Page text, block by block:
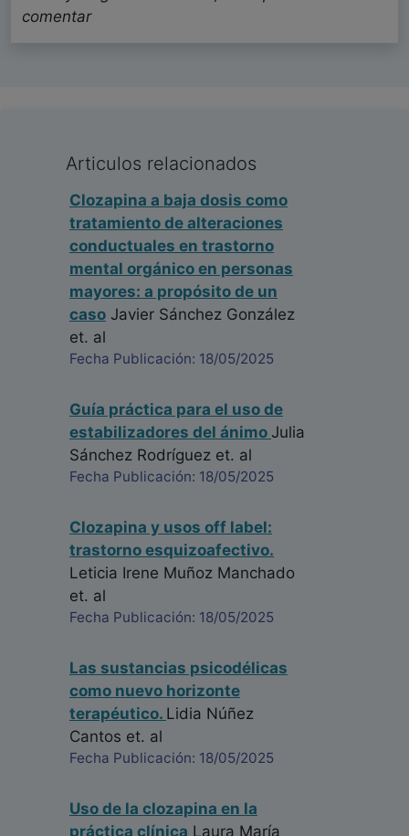
comentar
Articulos relacionados
Clozapina a baja dosis como
tratamiento de alteraciones
conductuales en trastorno
mental orgánico en personas
mayores: a propósito de un
caso Javier Sánchez González
et. al
Fecha Publicación: 18/05/2025
Guía práctica para el uso de
estabilizadores del ánimo Julia
Sánchez Rodríguez et. al
Fecha Publicación: 18/05/2025
Clozapina y usos off label:
trastorno esquizoafectivo.
Leticia Irene Muñoz Manchado
et. al
Fecha Publicación: 18/05/2025
Las sustancias psicodélicas
como nuevo horizonte
terapéutico. Lidia Núñez
Cantos et. al
Fecha Publicación: 18/05/2025
Uso de la clozapina en la
práctica clínica Laura María